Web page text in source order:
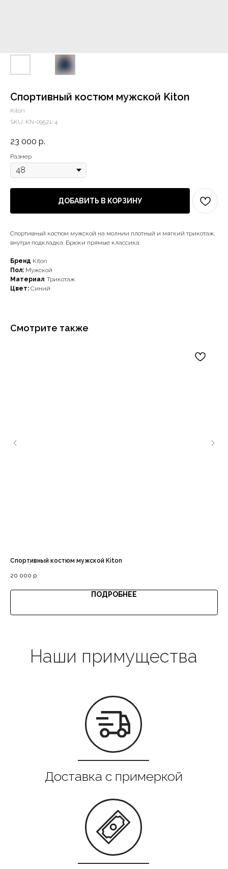
Спортивный костюм мужской Kiton
Kiton
SKU: KN-09521-4
23 000 р.
Размер
ДОБАВИТЬ В КОРЗИНУ
Спортивный костюм мужской на молнии плотный и мягкий трикотаж,
внутри подкладка. Брюки прямые классика.
Бренд Kiton
Пол: Мужской
Материал: Трикотаж
Цвет: Синий
Смотрите также
Спортивный костюм мужской Kiton
20 000 р.
ПОДРОБНЕЕ
Выгодная цена
Все в наличии